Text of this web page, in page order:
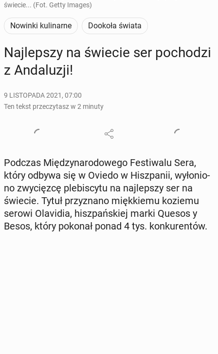
świecie... (Fot. Getty Images)
Nowinki kulinarne Dookoła świata
Naj­lep­szy na świecie ser po­cho­dzi
z An­da­lu­zji!
9 LISTOPADA 2021, 07:00
Ten tekst przeczytasz w 2 minuty
Podczas Mię­dzy­na­ro­do­we­go Fe­sti­wa­lu Sera,
który odbywa się w Oviedo w Hisz­pa­nii, wy­ło­nio­
no zwy­cięz­cę ple­bi­scy­tu na naj­lep­szy ser na
świecie. Tytuł przy­zna­no mięk­kie­mu koziemu
serowi Ola­vi­dia, hisz­pań­skiej marki Quesos y
Besos, który pokonał ponad 4 tys. kon­ku­ren­tów.